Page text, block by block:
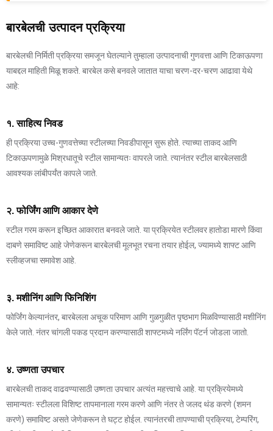
बारबेलची उत्पादन प्रक्रिया
बारबेलची निर्मिती प्रक्रिया समजून घेतल्याने तुम्हाला उत्पादनाची गुणवत्ता आणि टिकाऊपणा
याबद्दल माहिती मिळू शकते. बारबेल कसे बनवले जातात याचा चरण-दर-चरण आढावा येथे
आहे:
१. साहित्य निवड
ही प्रक्रिया उच्च-गुणवत्तेच्या स्टीलच्या निवडीपासून सुरू होते. त्याच्या ताकद आणि
टिकाऊपणामुळे मिश्रधातूचे स्टील सामान्यतः वापरले जाते. त्यानंतर स्टील बारबेलसाठी
आवश्यक लांबीपर्यंत कापले जाते.
२. फोर्जिंग आणि आकार देणे
स्टील गरम करून इच्छित आकारात बनवले जाते. या प्रक्रियेत स्टीलवर हातोडा मारणे किंवा
दाबणे समाविष्ट आहे जेणेकरून बारबेलची मूलभूत रचना तयार होईल, ज्यामध्ये शाफ्ट आणि
स्लीव्हजचा समावेश आहे.
३. मशीनिंग आणि फिनिशिंग
फोर्जिंग केल्यानंतर, बारबेलला अचूक परिमाण आणि गुळगुळीत पृष्ठभाग मिळविण्यासाठी मशीनिंग
केले जाते. नंतर चांगली पकड प्रदान करण्यासाठी शाफ्टमध्ये नर्लिंग पॅटर्न जोडला जातो.
४. उष्णता उपचार
बारबेलची ताकद वाढवण्यासाठी उष्णता उपचार अत्यंत महत्त्वाचे आहे. या प्रक्रियेमध्ये
सामान्यतः स्टीलला विशिष्ट तापमानाला गरम करणे आणि नंतर ते जलद थंड करणे (शमन
करणे) समाविष्ट असते जेणेकरून ते घट्ट होईल. त्यानंतरची तापण्याची प्रक्रिया, टेम्परिंग,